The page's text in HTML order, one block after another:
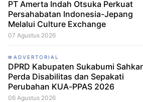
PT Amerta Indah Otsuka Perkuat
Persahabatan Indonesia-Jepang
Melalui Culture Exchange
07 Agustus 2026
ADVERTORIAL
DPRD Kabupaten Sukabumi
Perda Disabilitas dan Sepakati
Perubahan KUA-PPAS 2026
06 Agustus 2026